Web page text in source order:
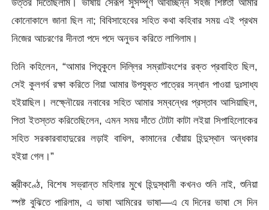
কোনােকালে জানা ছিল না; বিবিসাহেবের সহিত কথা কহিবার সময় এই প্রথম
নিজের আচরণের দীনতা পদে পদে অনুভব করিতে লাগিলাম।
তিনি কহিলেন, “আমার পিতৃকুলে দিল্লির সম্রাটবংশের রক্ত প্রবাহিত ছিল,
সেই কুলগর্ব রক্ষা করিতে গিয়া আমার উপযুক্ত পাত্রের সন্ধান পাওয়া দুঃসাধ্য
হইয়াছিল। লক্ষ্নৌয়ের নবাবের সহিত আমার সম্বন্ধের প্রস্তাব আসিয়াছিল,
পিতা ইতস্তত করিতেছিলেন, এমন সময় দাঁতে টোটা কাটা লইয়া সিপাহিলােকের
সহিত সরকারবাহাদুরের লড়াই বাধিল, কামানের ধোঁয়ায় হিন্দুস্থান অন্ধকার
হইয়া গেল।”
স্ত্রীকণ্ঠে, বিশেষ সভ্রান্ত মহিলার মুখে হিন্দুস্থানী কখনও শুনি নাই, শুনিয়া
স্পষ্ট বুঝিতে পারিলাম, এ ভাষা আমিরের ভাষা—এ যে দিনের ভাষা সে দিন